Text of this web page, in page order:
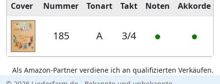
Cover
Nummer Tonart Takt Noten Akkorde
185 A 3/4
Als Amazon-Partner verdiene ich an qualifizierten Verkäufen.